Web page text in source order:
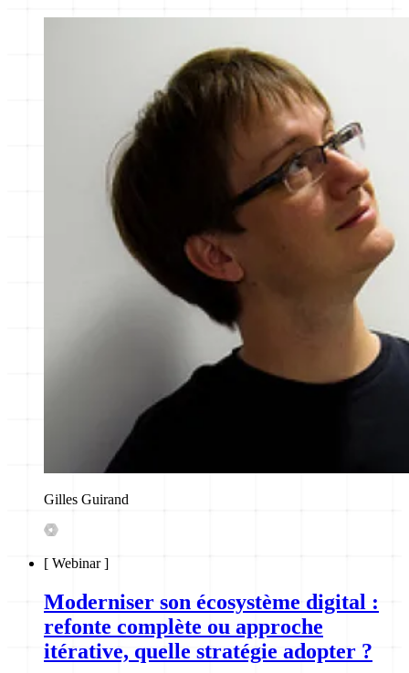
Gilles Guirand
[ Webinar]
Moderniser son écosystème digital :
refonte complète ou approche
itérative, quelle stratégie adopter ?